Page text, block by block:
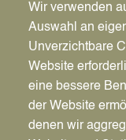
Wir verwenden
Auswahl an
Unverzichtbare
Website
eine bessere
der Website
denen wir